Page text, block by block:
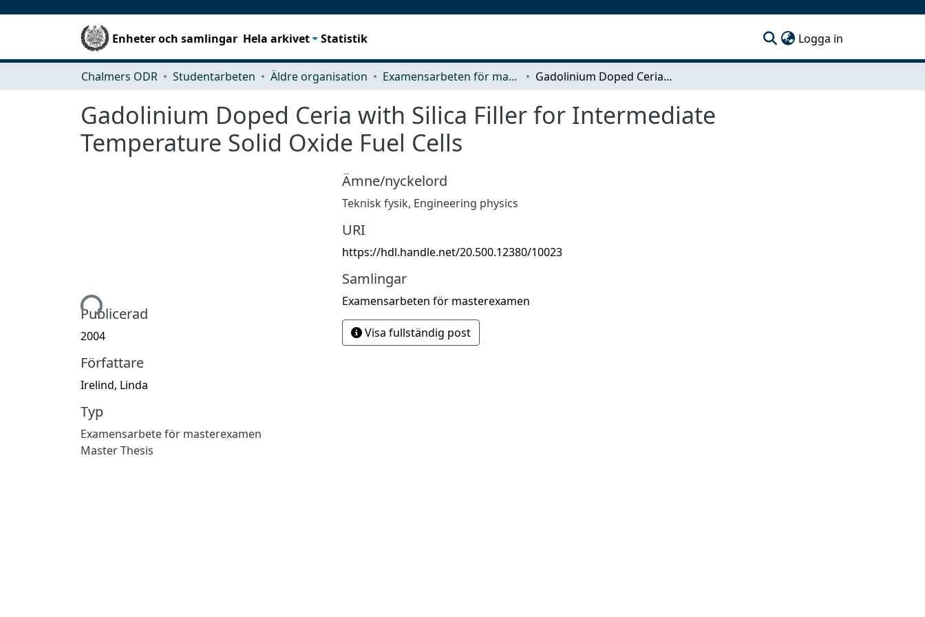
Enheter och samlingar Hela arkivet Statistik Logga in
Chalmers ODR Studentarbeten Äldre organisation Examensarbeten för masterexamen Gadolinium Doped Ceria with Silica Filler for Intermediate Temperature Solid Oxide Fuel Cells
Gadolinium Doped Ceria with Silica Filler for Intermediate
Temperature Solid Oxide Fuel Cells
Hämtar...
Publicerad
2004
Författare
Irelind, Linda
Typ
Examensarbete för masterexamen
Master Thesis
Ämne/nyckelord
Teknisk fysik, Engineering physics
URI
https://hdl.handle.net/20.500.12380/10023
Samlingar
Examensarbeten för masterexamen
Visa fullständig post